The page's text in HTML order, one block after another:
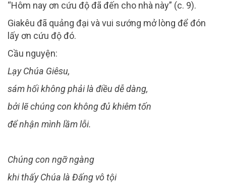
“Hôm nay ơn cứu độ đã đến cho nhà này” (c. 9).
Giakêu đã quảng đại và vui sướng mở lòng để đón
lấy ơn cứu độ đó.
Cầu nguyện:
Lạy Chúa Giêsu,
sám hối không phải là điều dễ dàng,
bởi lẽ chúng con không đủ khiêm tốn
để nhận mình lầm lỗi.
Chúng con ngỡ ngàng
khi thấy Chúa là Đấng vô tội